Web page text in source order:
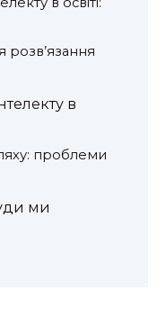
розв’язання
в
проблеми
ми